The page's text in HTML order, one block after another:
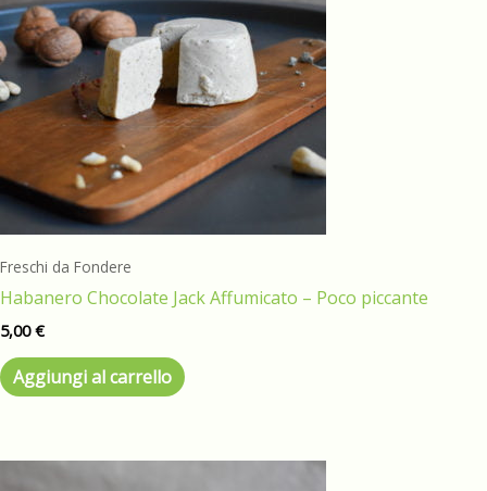
Freschi da Fondere
Habanero Chocolate Jack Affumicato – Poco piccante
5,00€
Aggiungi al carrello